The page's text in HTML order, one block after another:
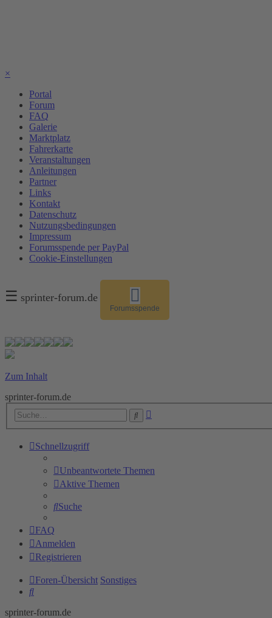
×
Portal
Forum
FAQ
Galerie
Marktplatz
Fahrerkarte
Veranstaltungen
Anleitungen
Partner
Links
Kontakt
Datenschutz
Nutzungsbedingungen
Impressum
Forumsspende per PayPal
Cookie-Einstellungen
☰ sprinter-forum.de
Forumsspende
Zum Inhalt
sprinter-forum.de
Suche
Schnellzugriff
Unbeantwortete Themen
Aktive Themen
Suche
FAQ
Anmelden
Registrieren
Foren-Übersicht Sonstiges
Suche
sprinter-forum.de